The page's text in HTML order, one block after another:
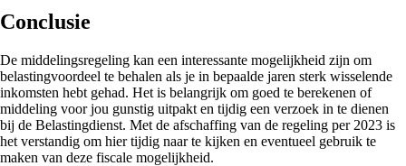
Conclusie
De middelingsregeling kan een interessante mogelijkheid zijn om
belastingvoordeel te behalen als je in bepaalde jaren sterk wisselende
inkomsten hebt gehad. Het is belangrijk om goed te berekenen of
middeling voor jou gunstig uitpakt en tijdig een verzoek in te dienen
bij de Belastingdienst. Met de afschaffing van de regeling per 2023 is
het verstandig om hier tijdig naar te kijken en eventueel gebruik te
maken van deze fiscale mogelijkheid.